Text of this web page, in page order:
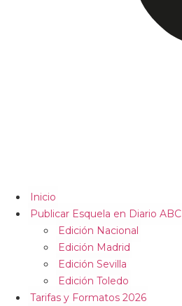
Inicio
Publicar Esquela en Diario ABC
Edición Nacional
Edición Madrid
Edición Sevilla
Edición Toledo
Tarifas y Formatos 2026